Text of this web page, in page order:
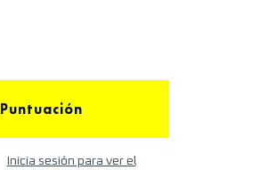
Puntuación
Inicia sesión para ver el